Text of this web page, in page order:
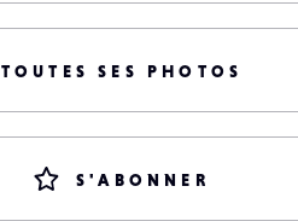
TOUTES SES PHOTOS
S'ABONNER